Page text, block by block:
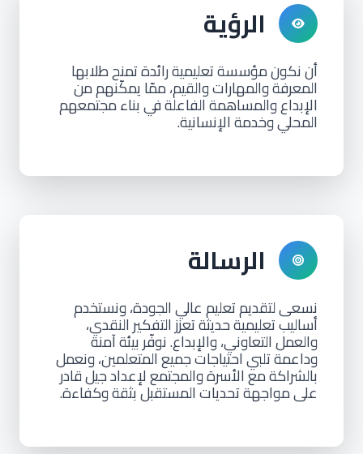
الرؤية
أن نكون مؤسسة تعليمية رائدة تمنح طلابها
المعرفة والمهارات والقيم، ممّا يمكّنهم من
الإبداع والمساهمة الفاعلة في بناء مجتمعهم
المحلي وخدمة الإنسانية.
الرسالة
نسعى لتقديم تعليم عالي الجودة، ونستخدم
أساليب تعليمية حديثة تعزز التفكير النقدي،
والعمل التعاوني، والإبداع. نوفّر بيئة آمنة
وداعمة تلبي احتياجات جميع المتعلمين، ونعمل
بالشراكة مع الأسرة والمجتمع لإعداد جيل قادر
على مواجهة تحديات المستقبل بثقة وكفاءة.